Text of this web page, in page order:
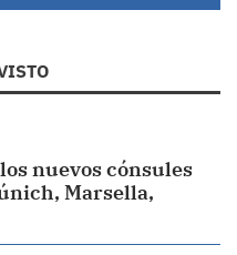
nuevos cónsules
Marsella,